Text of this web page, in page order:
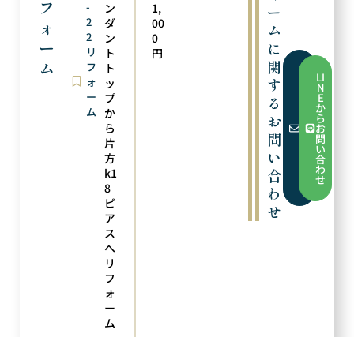
フ
ォ
ー
ム
-
2
2
リ
フ
ォ
ー
ム
ン
ダ
ン
ト
ト
ッ
プ
か
ら
片
方
k1
8
ピ
ア
ス
へ
リ
フ
ォ
ー
ム
1,
00
0
円
ー
ム
に
関
す
る
お
問
い
合
わ
せ
フ
ら
お
せ
LI
N
E
か
ら
お
問
い
合
わ
せ